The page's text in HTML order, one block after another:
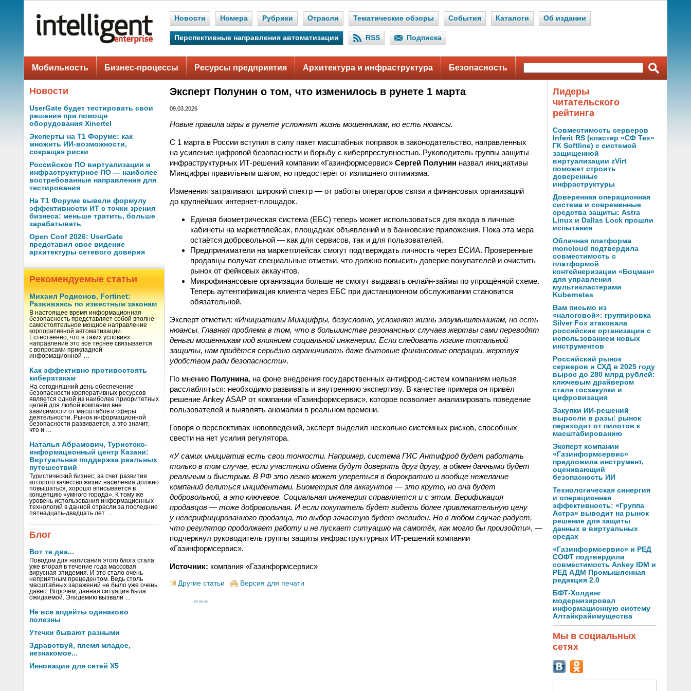
Новости Номера Рубрики Отрасли Тематические обзоры События Каталоги Об издании
Перспективные направления автоматизации RSS Подписка
Мобильность Бизнес-процессы Ресурсы предприятия Архитектура и инфраструктура Безопасность
Новости
UserGate будет тестировать свои
решения при помощи
оборудования Xinertel
Эксперты на Т1 Форуме: как
множить ИИ-возможности,
сокращая риски
Российское ПО виртуализации и
инфраструктурное ПО — наиболее
востребованные направления для
тестирования
На Т1 Форуме вывели формулу
эффективности ИТ с точки зрения
бизнеса: меньше тратить, больше
зарабатывать
Open Conf 2026: UserGate
представил свое видение
архитектуры сетевого доверия
Рекомендуемые статьи
Михаил Родионов, Fortinet:
Развиваясь по известным законам
В настоящее время информационная
безопасность представляет собой вполне
самостоятельное мощное направление
корпоративной автоматизации.
Естественно, что в таких условиях
направление это все теснее связывается
с вопросами прикладной
информационной …
Как эффективно противостоять
кибератакам
На сегодняшний день обеспечение
безопасности корпоративных ресурсов
является одной из наиболее приоритетных
целей для любой компании вне
зависимости от масштабов и сферы
деятельности. Рынок информационной
безопасности развивается, а это значит,
что и …
Наталья Абрамович, Туристско-
информационный центр Казани:
Виртуальная поддержка реальных
путешествий
Туристический бизнес, за счет развития
которого качество жизни населения должно
повышаться, хорошо вписывается в
концепцию «умного города». К тому же
уровень использования информационных
технологий в данной отрасли за последние
пятнадцать-двадцать лет …
Блог
Вот те два...
Поводом для написания этого блога стала
уже вторая в течение года массовая
вирусная эпидемия. И это стало очень
неприятным прецедентом. Ведь столь
масштабных заражений не было уже очень
давно. Впрочем, данная ситуация была
ожидаемой. Эпидемию вызвали …
Не все апдейты одинаково
полезны
Утечки бывают разными
Здравствуй, племя младое,
незнакомое...
Инновации для сетей X5
Эксперт Полунин о том, что изменилось в рунете 1 марта
09.03.2026
Новые правила игры в рунете усложнят жизнь мошенникам, но есть нюансы.
С 1 марта в России вступил в силу пакет масштабных поправок в законодательство, направленных
на усиление цифровой безопасности и борьбу с киберпреступностью. Руководитель группы защиты
инфраструктурных ИТ-решений компании «Газинформсервис» Сергей Полунин назвал инициативы
Минцифры правильным шагом, но предостерёг от излишнего оптимизма.
Изменения затрагивают широкий спектр — от работы операторов связи и финансовых организаций
до крупнейших интернет-площадок.
Единая биометрическая система (ЕБС) теперь может использоваться для входа в личные
кабинеты на маркетплейсах, площадках объявлений и в банковские приложения. Пока эта мера
остаётся добровольной — как для сервисов, так и для пользователей.
Предприниматели на маркетплейсах смогут подтверждать личность через ЕСИА. Проверенные
продавцы получат специальные отметки, что должно повысить доверие покупателей и очистить
рынок от фейковых аккаунтов.
Микрофинансовые организации больше не смогут выдавать онлайн-займы по упрощённой схеме.
Теперь аутентификация клиента через ЕБС при дистанционном обслуживании становится
обязательной.
Эксперт отметил: «Инициативы Минцифры, безусловно, усложнят жизнь злоумышленникам, но есть
нюансы. Главная проблема в том, что в большинстве резонансных случаев жертвы сами переводят
деньги мошенникам под влиянием социальной инженерии. Если следовать логике тотальной
защиты, нам придётся серьёзно ограничивать даже бытовые финансовые операции, жертвуя
удобством ради безопасности».
По мнению Полунина, на фоне внедрения государственных антифрод-систем компаниям нельзя
расслабляться: необходимо развивать и внутреннюю экспертизу. В качестве примера он привёл
решение Ankey ASAP от компании «Газинформсервис», которое позволяет анализировать поведение
пользователей и выявлять аномалии в реальном времени.
Говоря о перспективах нововведений, эксперт выделил несколько системных рисков, способных
свести на нет усилия регулятора.
«У самих инициатив есть свои тонкости. Например, система ГИС Антифрод будет работать
только в том случае, если участники обмена будут доверять друг другу, а обмен данными будет
реальным и быстрым. В РФ это легко может упереться в бюрократию и вообще нежелание
компаний делиться инцидентами. Биометрия для аккаунтов — это круто, но она будет
добровольной, а это ключевое. Социальная инженерия справляется и с этим. Верификация
продавцов — тоже добровольная. И если покупатель будет видеть более привлекательную цену
у неверифицированного продавца, то выбор зачастую будет очевиден. Но в любом случае радует,
что регулятор продолжает работу и не пускает ситуацию на самотёк, как могло бы произойти», —
подчеркнул руководитель группы защиты инфраструктурных ИТ-решений компании
«Газинформсервис».
Источник: компания «Газинформсервис»
Другие статьи Версия для печати
Лидеры
читательского
рейтинга
Совместимость серверов
Inferit RS (кластер «СФ Тех»
ГК Softline) с системой
защищенной
виртуализации zVirt
поможет строить
доверенные
инфраструктуры
Доверенная операционная
система и современные
средства защиты: Astra
Linux и Dallas Lock прошли
испытания
Облачная платформа
moncloud подтвердила
совместимость с
платформой
контейнеризации «Боцман»
для управления
мультикластерами
Kubernetes
Вам письмо из
«налоговой»: группировка
Silver Fox атаковала
российские организации с
использованием новых
инструментов
Российский рынок
серверов и СХД в 2025 году
вырос до 280 млрд рублей:
ключевым драйвером
стали госзакупки и
цифровизация
Закупки ИИ-решений
выросли в разы: рынок
переходит от пилотов к
масштабированию
Эксперт компании
«Газинформсервис»
предложила инструмент,
оценивающий
безопасность ИИ
Технологическая синергия
и операционная
эффективность: «Группа
Астра» выводит на рынок
решение для защиты
данных в виртуальных
средах
«Газинформсервис» и РЕД
СОФТ подтвердили
совместимость Ankey IDM и
РЕД АДМ Промышленная
редакция 2.0
БФТ-Холдинг
модернизировал
информационную систему
Алтайкрайимущества
Мы в социальных
сетях